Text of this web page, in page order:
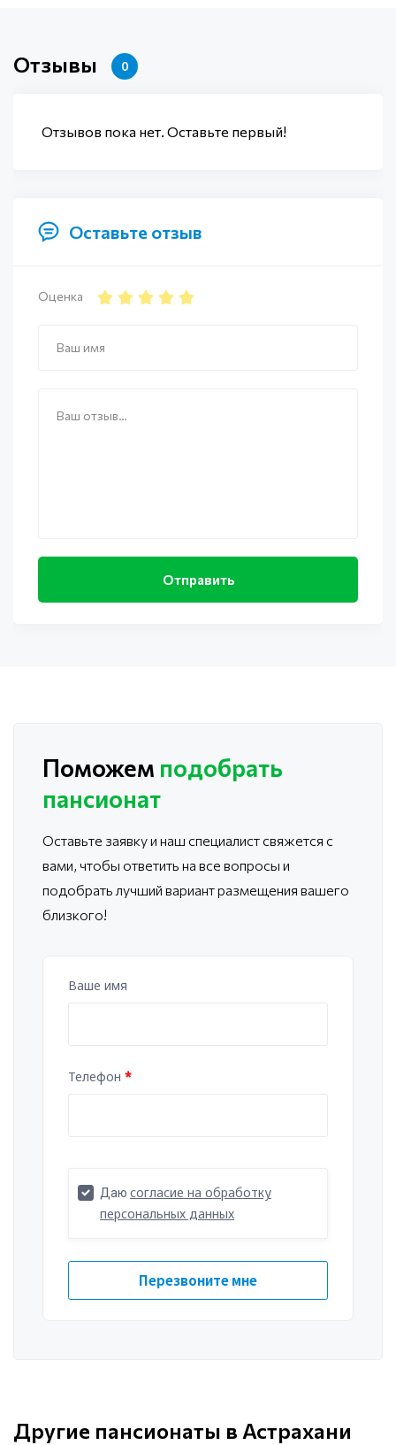
Отзывы 0
Отзывов пока нет. Оставьте первый!
Оставьте отзыв
Оценка
Поможем подобрать
пансионат
Оставьте заявку и наш специалист свяжется с
вами, чтобы ответить на все вопросы и
подобрать лучший вариант размещения вашего
близкого!
Другие пансионаты в Астрахани